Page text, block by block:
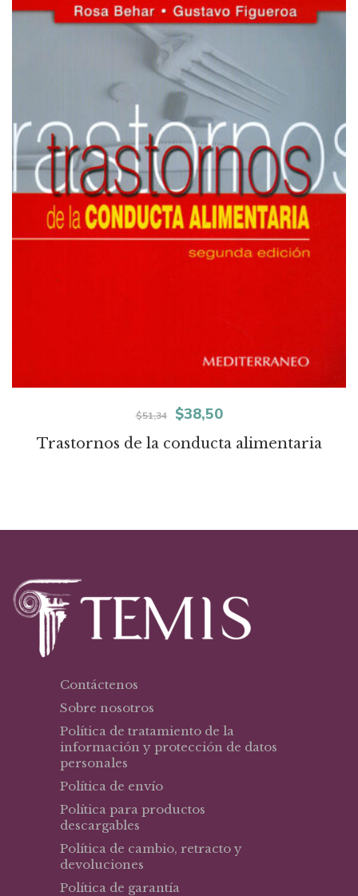
Trastornos de la conducta alimentaria
$51,34
El
precio
$51,34.
$38,50El
precio
$38,50.
Contáctenos
Sobre nosotros
Política de tratamiento de la
información y protección de datos
personales
Política de envío
Política para productos
descargables
Política de cambio, retracto y
devoluciones
Política de garantía